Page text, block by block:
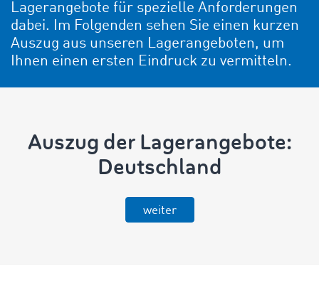
Lagerangebote für spezielle Anforderungen
dabei. Im Folgenden sehen Sie einen kurzen
Auszug aus unseren Lagerangeboten, um
Ihnen einen ersten Eindruck zu vermitteln.
Auszug der Lagerangebote:
Deutschland
weiter